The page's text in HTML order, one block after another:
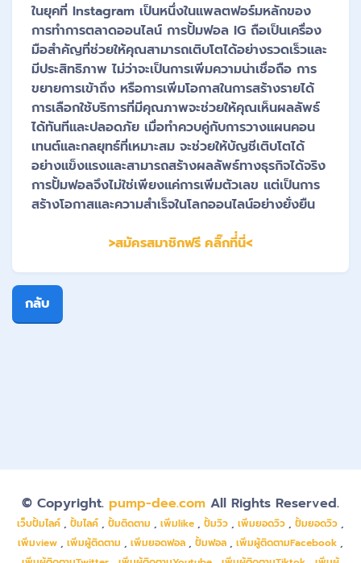
ในยุคที่ Instagram เป็นหนึ่งในแพลตฟอร์มหลักของ
การทำการตลาดออนไลน์ การปั้มฟอล IG ถือเป็นเครื่อง
มือสำคัญที่ช่วยให้คุณสามารถเติบโตได้อย่างรวดเร็วและ
มีประสิทธิภาพ ไม่ว่าจะเป็นการเพิ่มความน่าเชื่อถือ การ
ขยายการเข้าถึง หรือการเพิ่มโอกาสในการสร้างรายได้
การเลือกใช้บริการที่มีคุณภาพจะช่วยให้คุณเห็นผลลัพธ์
ได้ทันทีและปลอดภัย เมื่อทำควบคู่กับการวางแผนคอน
เทนต์และกลยุทธ์ที่เหมาะสม จะช่วยให้บัญชีเติบโตได้
อย่างแข็งแรงและสามารถสร้างผลลัพธ์ทางธุรกิจได้จริง
การปั้มฟอลจึงไม่ใช่เพียงแค่การเพิ่มตัวเลข แต่เป็นการ
สร้างโอกาสและความสำเร็จในโลกออนไลน์อย่างยั่งยืน
>สมัครสมาชิกฟรี คลิ๊กที่่นี่<
กลับ
© Copyright. pump-dee.com All Rights Reserved.
เว็บปั้มไลค์ , ปั้มไลค์ , ปั้มติดตาม , เพิ่มlike , ปั้มวิว , เพิ่มยอดวิว , ปั้มยอดวิว ,
เพิ่มview , เพิ่มผู้ติดตาม , เพิ่มยอดฟอล , ปั้มฟอล , เพิ่มผู้ติดตามFacebook ,